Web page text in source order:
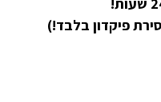
פיקדון בלבד!)